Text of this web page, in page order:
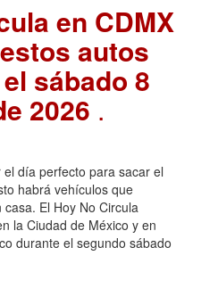
en CDMX
autos
sábado 8
2026 .
día perfecto para sacar el
habrá vehículos que
El Hoy No Circula
la Ciudad de México y en
durante el segundo sábado